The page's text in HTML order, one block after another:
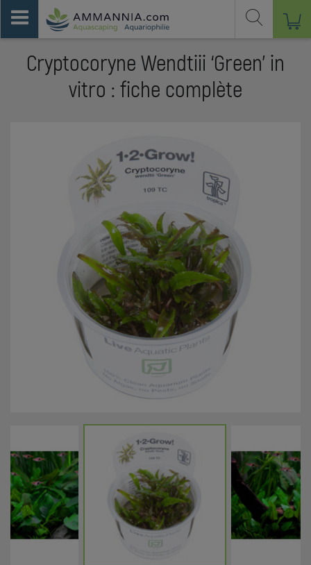
Cryptocoryne Wendtiii ‘Green’ in
vitro : fiche complète